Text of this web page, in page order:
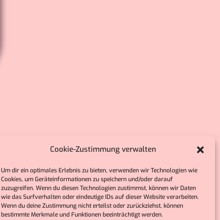
Cookie-Zustimmung verwalten
Um dir ein optimales Erlebnis zu bieten, verwenden wir Technologien wie
Cookies, um Geräteinformationen zu speichern und/oder darauf
zuzugreifen. Wenn du diesen Technologien zustimmst, können wir Daten
wie das Surfverhalten oder eindeutige IDs auf dieser Website verarbeiten.
Wenn du deine Zustimmung nicht erteilst oder zurückziehst, können
bestimmte Merkmale und Funktionen beeinträchtigt werden.